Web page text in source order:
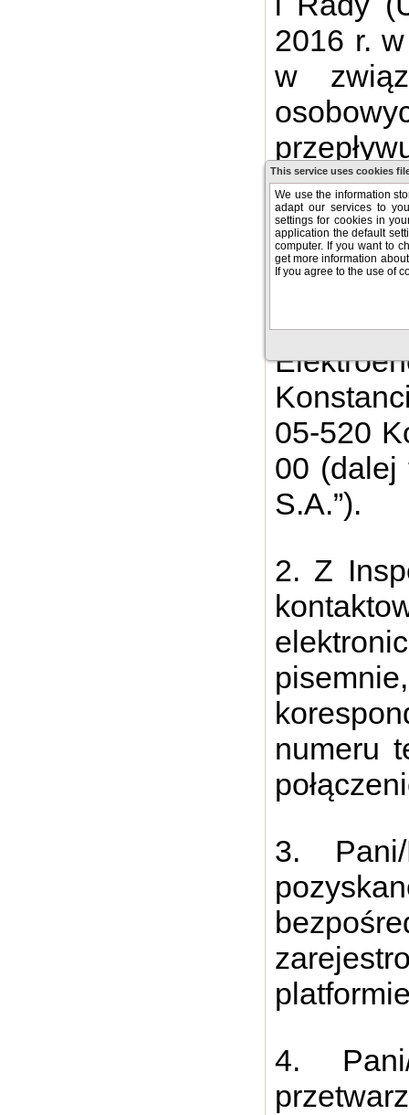
2016 r.
w
Urz. UE
jako
05-520
00 (dalej
S.A.”).
2. Z
numeru
3.
4.
This service uses cookies
We use the information
adapt our services to
settings for cookies in
application the default
computer. If you want to
get more information
If you agree to the use of